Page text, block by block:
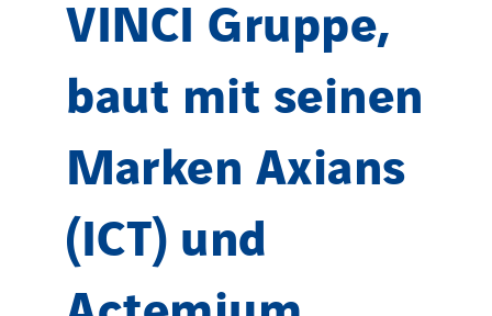
VINCI Gruppe,
baut mit seinen
Marken Axians
(ICT) und